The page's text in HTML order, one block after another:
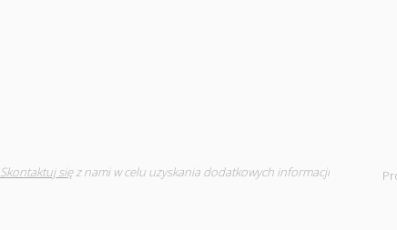
Skontaktuj sięz nami w celu uzyskania dodatkowych informacji